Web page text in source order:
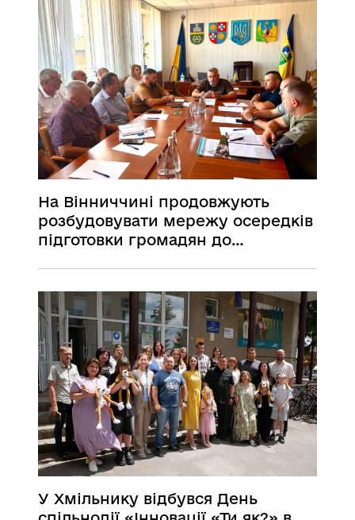
На Вінниччині продовжують
розбудовувати мережу осередків
підготовки громадян до
У Хмільнику відбувся День